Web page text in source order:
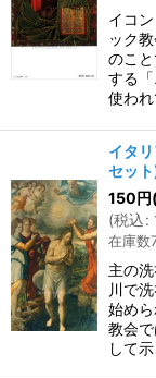
イコ
ック
のこ
する
使わ
イタ
セッ
150円
(税込:
在庫数
主の
川で
始め
教会
して